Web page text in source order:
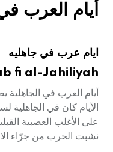
هيئةأيام العرب
ايام عرب في جاهليه
fi al-Jahiliyah
أيام العرب في الجاهلية
الأيام كان في الجاهلية
على الأغلب العصبية
نشبت الحرب من جرّاء